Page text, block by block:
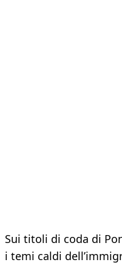
Sui titoli di coda di
i temi caldi